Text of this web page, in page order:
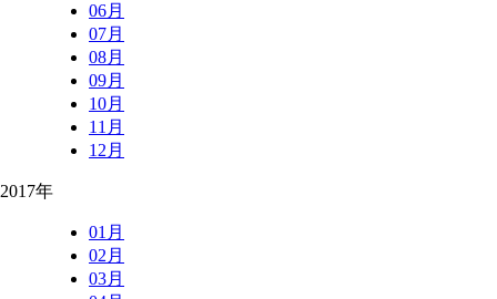
06月
07月
08月
09月
10月
11月
12月
2017年
01月
02月
03月